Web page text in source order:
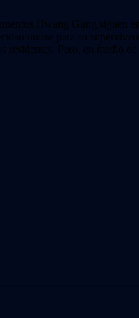
Hwang Gung siguen
unirse para su
Pero, en medio